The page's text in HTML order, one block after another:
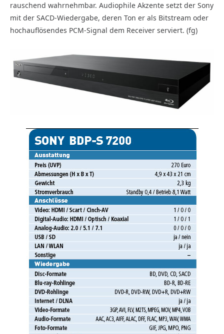
rauschend wahrnehmbar. Audiophile Akzente setzt der Sony
mit der SACD-Wiedergabe, deren Ton er als Bitstream oder
hochauflösendes PCM-Signal dem Receiver serviert. (fg)